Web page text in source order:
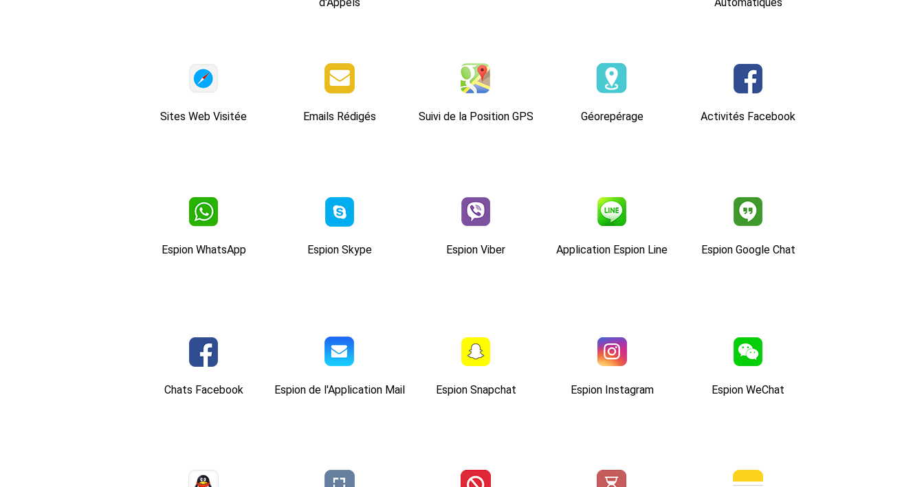
Sites Web Visitée Emails Rédigés Suivi de la Position GPS Géorepérage Activités Facebook
Espion WhatsApp Espion Skype Espion Viber Application Espion Line Espion Google Chat
Chats Facebook Espion de l'Application Mail Espion Snapchat Espion Instagram Espion WeChat